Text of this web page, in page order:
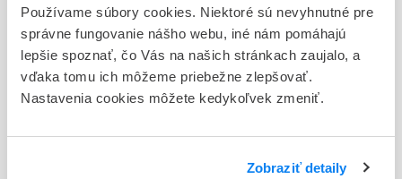
Používame súbory cookies. Niektoré sú nevyhnutné pre
správne fungovanie nášho webu, iné nám pomáhajú
lepšie spoznať, čo Vás na našich stránkach zaujalo, a
vďaka tomu ich môžeme priebežne zlepšovať.
Nastavenia cookies môžete kedykoľvek zmeniť.
Zobraziť detaily
Stav
D - Registrácia bez obmedzenia platnosti
Typ registračnej procedúry
Vzájomné uznávanie (mutual recognition proc.)